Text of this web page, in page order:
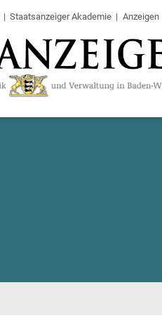
Staatsanzeiger Akademie Anzeigen